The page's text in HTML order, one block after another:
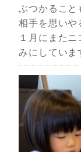
ぶつかること
相手を思いや
１月にまた
みにしていま